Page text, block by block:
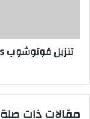
مقالات ذات صلة